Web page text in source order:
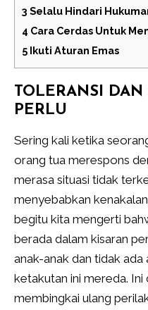
3 Selalu Hindari
4 Cara Cerdas Untuk
5 Ikuti Aturan Emas
TOLERANSI
PERLU
Sering kali ketika
orang tua merespons
merasa situasi tidak
menyebabkan
begitu kita mengerti
berada dalam kisaran
anak-anak dan tidak ada
ketakutan ini mereda.
membingkai ulang